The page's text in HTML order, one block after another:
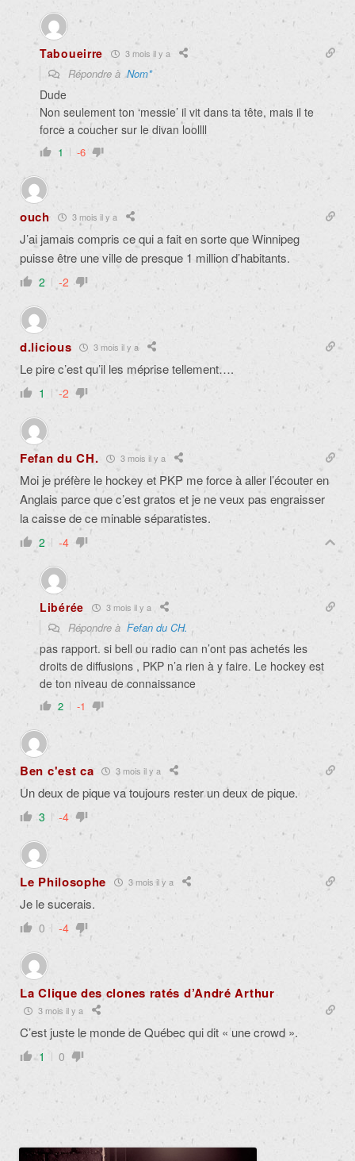
Taboueirre 3 mois il y a
Répondre àNom*
Dude
Non seulement ton ‘messie’ il vit dans ta tête, mais il te
force a coucher sur le divan loollll
1 -6
ouch 3 mois il y a
J’ai jamais compris ce qui a fait en sorte que Winnipeg
puisse être une ville de presque 1 million d’habitants.
2 -2
d.licious 3 mois il y a
Le pire c’est qu’il les méprise tellement….
1 -2
Fefan du CH. 3 mois il y a
Moi je préfère le hockey et PKP me force à aller l’écouter en
Anglais parce que c’est gratos et je ne veux pas engraisser
la caisse de ce minable séparatistes.
2 -4
Libérée 3 mois il y a
Répondre à Fefan du CH.
pas rapport. si bell ou radio can n’ont pas achetés les
droits de diffusions , PKP n’a rien à y faire. Le hockey est
de ton niveau de connaissance
2 -1
Ben c'est ca 3 mois il y a
Un deux de pique va toujours rester un deux de pique.
3 -4
Le Philosophe 3 mois il y a
Je le sucerais.
0 -4
La Clique des clones ratés d’André Arthur
3 mois il y a
C’est juste le monde de Québec qui dit « une crowd ».
1 0